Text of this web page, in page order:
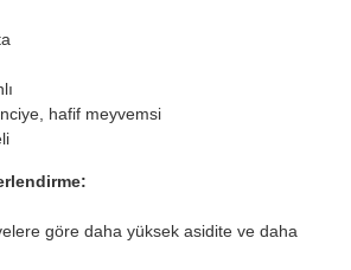
hafif meyvemsi
göre daha yüksek asidite ve daha